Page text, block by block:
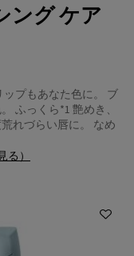
ング ケア
プもあなた色に。 ブ
ふっくら*1 艶めき、
れづらい唇に。 なめ
る）